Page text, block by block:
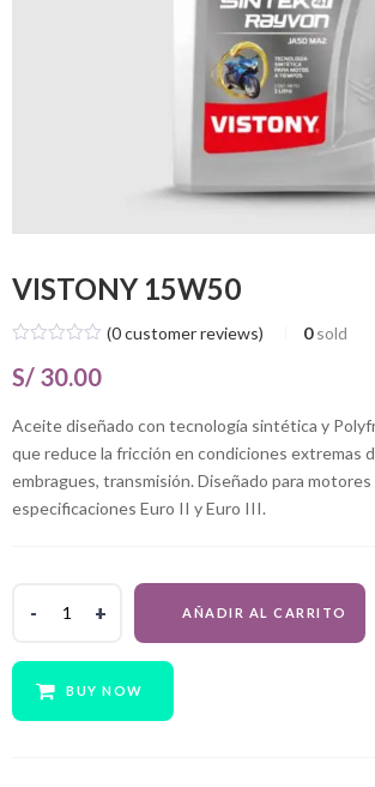
VISTONY 15W50
(0customer reviews) 0 sold
S/ 30.00
Aceite diseñado con tecnología sintética y
que reduce la fricción en condiciones extremas
embragues, transmisión. Diseñado para motores
especificaciones Euro II y Euro III.
15W50
AÑADIR AL CARRITO
BUY NOW